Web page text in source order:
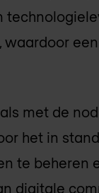
met de
het in
te beheren
digitale